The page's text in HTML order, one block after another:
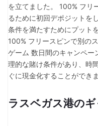
を立てました。 100% フリ
るために初回デポジットを
条件を満たすためにプット
100% フリースピンで別の
ゲーム 数日間のキャンペー
理的な賭け条件があり、時
ぐに現金化することができま
ラスベガス港の